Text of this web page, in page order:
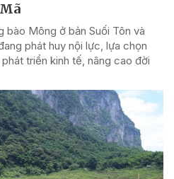
bào Mông ở bản Suối Tôn và
phát huy nội lực, lựa chọn
triển kinh tế, nâng cao đời